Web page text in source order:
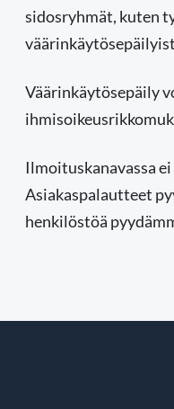
sidosryhmät, kuten
Väärinkäytösepäily
Ilmoituskanavassa
Asiakaspalautteet
henkilöstöä